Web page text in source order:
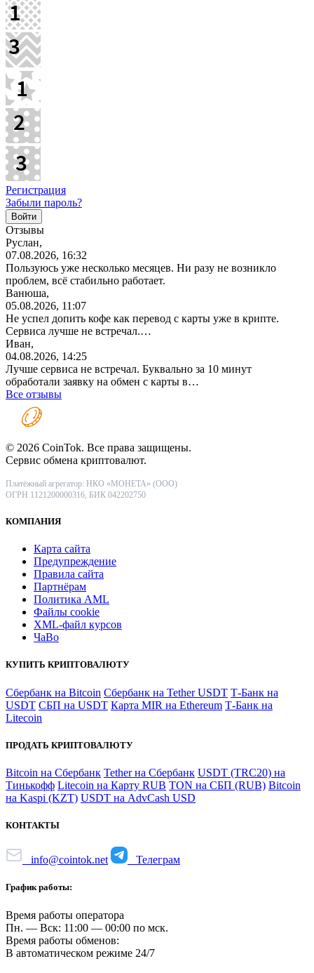
Регистрация
Забыли пароль?
Отзывы
Руслан,
07.08.2026, 16:32
Пользуюсь уже несколько месяцев. Ни разу не возникло
проблем, всё стабильно работает.
Ванюша,
05.08.2026, 11:07
Не успел допить кофе как перевод с карты уже в крипте.
Сервиса лучше не встречал.…
Иван,
04.08.2026, 14:25
Лучше сервиса не встречал. Буквально за 10 минут
обработали заявку на обмен с карты в…
Все отзывы
© 2026 CoinTok. Все права защищены.
Сервис обмена криптовалют.
Платёжный агрегатор: НКО «МОНЕТА» (ООО)
ОГРН 1121200000316, БИК 042202750
КОМПАНИЯ
Карта сайта
Предупреждение
Правила сайта
Партнёрам
Политика AML
Файлы coоkie
XML-файл курсов
ЧаВо
КУПИТЬ КРИПТОВАЛЮТУ
Сбербанк на Bitcoin Сбербанк на Tether USDT Т-Банк на
USDT СБП на USDT Карта MIR на Ethereum Т-Банк на
Litecoin
ПРОДАТЬ КРИПТОВАЛЮТУ
Bitcoin на Сбербанк Tether на Сбербанк USDT (TRC20) на
Тинькофф Litecoin на Карту RUB TON на СБП (RUB) Bitcoin
на Kaspi (KZT) USDT на AdvCash USD
КОНТАКТЫ
info@cointok.net Телеграм
График работы:
Время работы оператора
Пн. — Вск: 11:00 — 00:00 по мск.
Время работы обменов:
В автоматическом режиме 24/7